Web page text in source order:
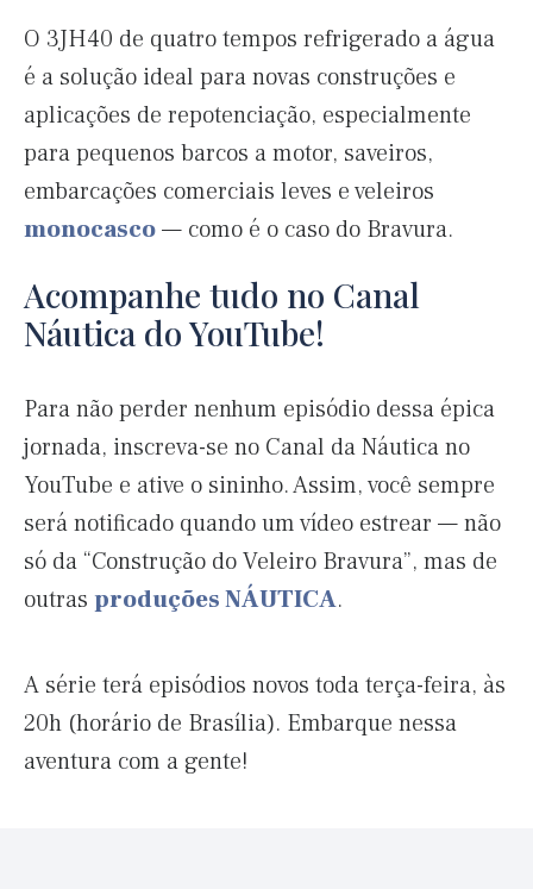
O 3JH40 de quatro tempos refrigerado a água
é a solução ideal para novas construções e
aplicações de repotenciação, especialmente
para pequenos barcos a motor, saveiros,
embarcações comerciais leves e veleiros
monocasco— como é o caso do Bravura.
Acompanhe tudo no Canal
Náutica do YouTube!
Para não perder nenhum episódio dessa épica
jornada, inscreva-se no Canal da Náutica no
YouTube e ative o sininho. Assim, você sempre
será notificado quando um vídeo estrear — não
só da “Construção do Veleiro Bravura”, mas de
outras produções NÁUTICA.
A série terá episódios novos toda terça-feira, às
20h (horário de Brasília). Embarque nessa
aventura com a gente!